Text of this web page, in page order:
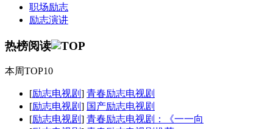
职场励志
励志演讲
热榜阅读
本周TOP10
[励志电视剧] 青春励志电视剧
[励志电视剧] 国产励志电视剧
[励志电视剧] 青春励志电视剧：《一一向